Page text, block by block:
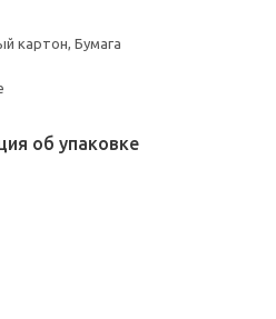
картон, Бумага
об упаковке